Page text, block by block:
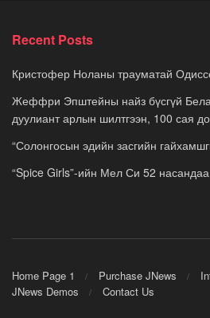
Recent Posts
Кристофер Ноланы трауматай
Жеффри Эпштейны найз бүсгүй
дуулиант арлын шилтгээн, 100 сая
“Солонгосын эдийн засгийн
“Spice Girls”-ийн Мел Си 52
Home Page 1 Purchase JNews
JNews Demos
Contact Us